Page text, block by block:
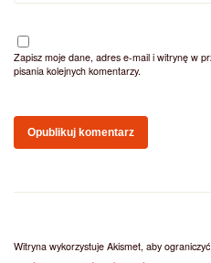
Zapisz moje dane, adres e-mail i witrynę w
pisania kolejnych komentarzy.
Witryna wykorzystuje Akismet, aby